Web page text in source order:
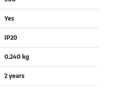
Yes
IP20
0.240 kg
2 years